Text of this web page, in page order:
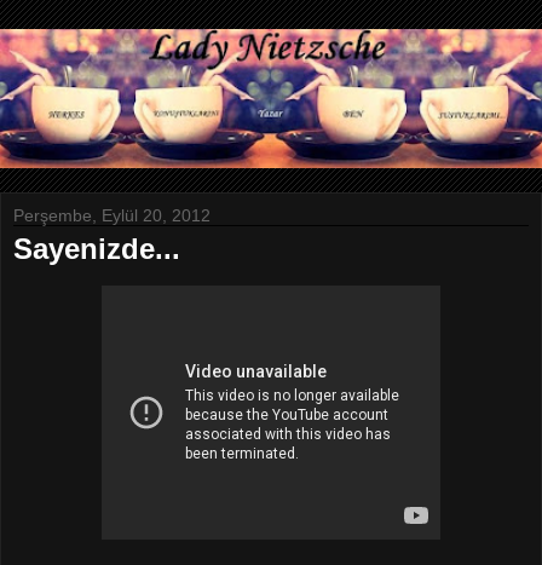
Perşembe, Eylül 20, 2012
Sayenizde...